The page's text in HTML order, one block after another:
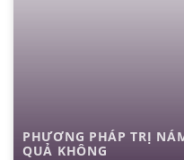
PHƯƠNG PHÁP TRỊ
QUẢ KHÔNG